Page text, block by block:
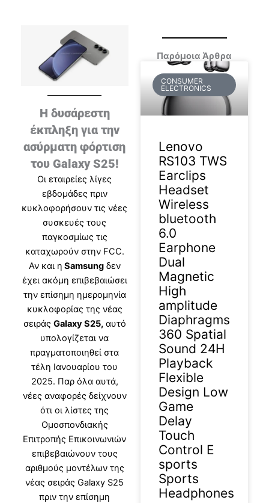
Η δυσάρεστη
έκπληξη για την
ασύρματη φόρτιση
του Galaxy S25!
Οι εταιρείες λίγες
εβδομάδες πριν
κυκλοφορήσουν τις νέες
συσκευές τους
παγκοσμίως τις
καταχωρούν στην FCC.
Αν και η Samsungδεν
έχει ακόμη επιβεβαιώσει
την επίσημη ημερομηνία
κυκλοφορίας της νέας
σειράς Galaxy S25,αυτό
υπολογίζεται να
πραγματοποιηθεί στα
τέλη Ιανουαρίου του
2025. Παρ όλα αυτά,
νέες αναφορές δείχνουν
ότι οι λίστες της
Ομοσπονδιακής
Επιτροπής Επικοινωνιών
επιβεβαιώνουν τους
αριθμούς μοντέλων της
νέας σειράς Galaxy S25
πριν την επίσημη
Παρόμοια Άρθρα
CONSUMER
ELECTRONICS
Lenovo
RS103 TWS
Earclips
Headset
Wireless
bluetooth
6.0
Earphone
Dual
Magnetic
High
amplitude
Diaphragms
360 Spatial
Sound 24H
Playback
Flexible
Design Low
Game
Delay
Touch
Control E
sports
Sports
Headphones